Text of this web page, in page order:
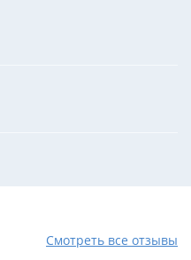
Смотреть все отзывы